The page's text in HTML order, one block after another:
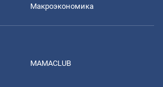
Mакроэкономика
MAMACLUB